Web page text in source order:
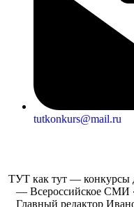
tutkonkurs@mail.ru
ТУТ как тут — конкурсы
— Всероссийское СМИ
Главный редактор